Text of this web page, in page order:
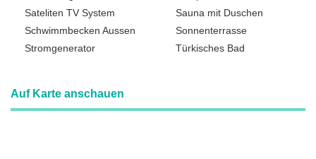
Sateliten TV System
Sauna mit Duschen
Schwimmbecken Aussen
Sonnenterrasse
Stromgenerator
Türkisches Bad
Auf Karte anschauen